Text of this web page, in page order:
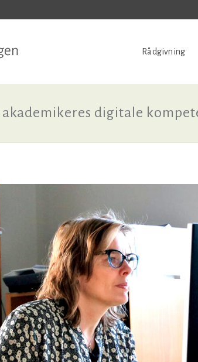
Rådgivning
digitale